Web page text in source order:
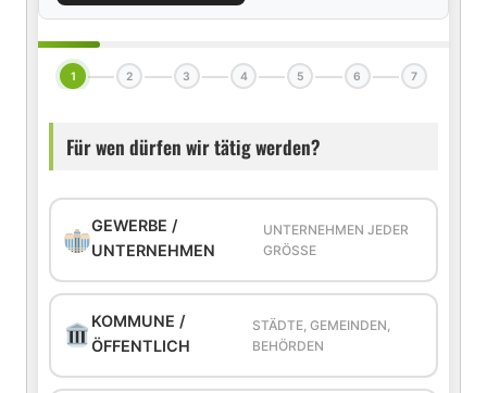
1 2 3 4 5 6 7
Für wen dürfen wir tätig werden?
GEWERBE /
UNTERNEHMEN
UNTERNEHMEN JEDER
GRÖSSE
KOMMUNE /
ÖFFENTLICH
STÄDTE, GEMEINDEN,
BEHÖRDEN